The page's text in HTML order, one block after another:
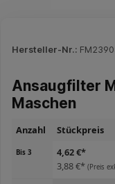
Hersteller-Nr.:
Ansaugfilter
Maschen
Anzahl Stückpreis
Bis3
4,62 €*
3,88 €*(Preis